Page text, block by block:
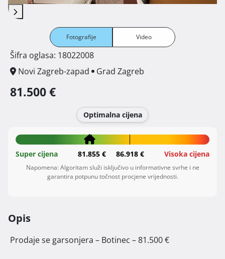
Fotografije Video
Šifra oglasa: 18022008
Novi Zagreb-zapad
Grad Zagreb
81.500 €
Optimalna cijena
Super cijena 81.855 € 86.918 € Visoka cijena
Napomena: Algoritam služi isključivo u informativne svrhe i ne
garantira potpunu točnost procjene vrijednosti.
Opis